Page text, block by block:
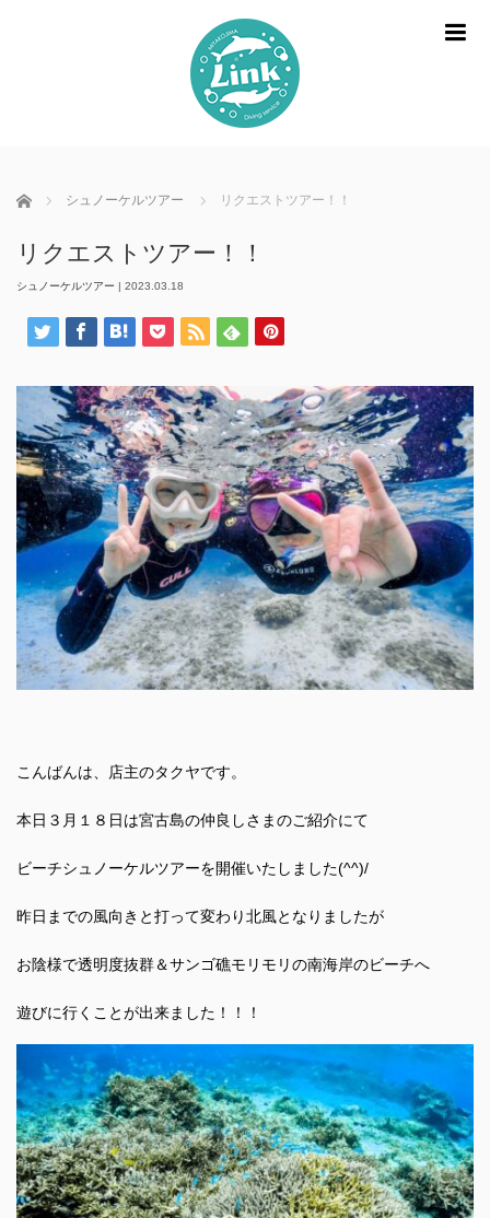
ホーム シュノーケルツアー リクエストツアー！！
リクエストツアー！！
シュノーケルツアー | 2023.03.18
こんばんは、店主のタクヤです。
本日３月１８日は宮古島の仲良しさまのご紹介にて
ビーチシュノーケルツアーを開催いたしました(^^)/
昨日までの風向きと打って変わり北風となりましたが
お陰様で透明度抜群＆サンゴ礁モリモリの南海岸のビーチへ
遊びに行くことが出来ました！！！